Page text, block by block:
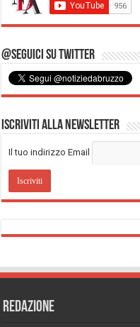
@Seguici su Twitter
Iscriviti alla Newsletter
Il tuo indirizzo Email
REDAZIONE